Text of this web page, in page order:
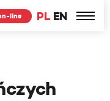
PL EN
line